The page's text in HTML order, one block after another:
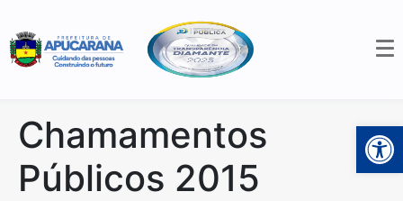
Chamamentos
Públicos 2015